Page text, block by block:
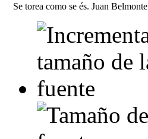
Se torea como se és. Juan Belmonte